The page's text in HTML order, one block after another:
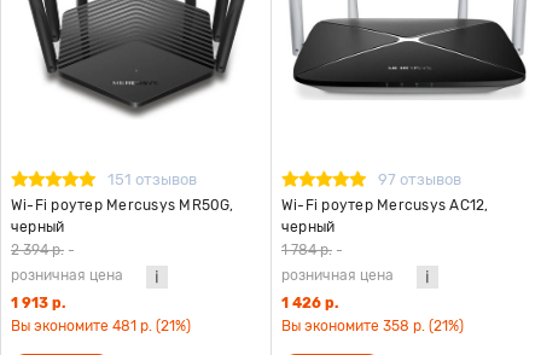
151 отзывов
Wi-Fi роутер Mercusys MR50G,
черный
2 394 р. -
розничная цена
1 913 р.
Вы экономите 481 р. (21%)
97 отзывов
Wi-Fi роутер Mercusys AC12,
черный
1 784 р. -
розничная цена
1 426 р.
Вы экономите 358 р. (21%)